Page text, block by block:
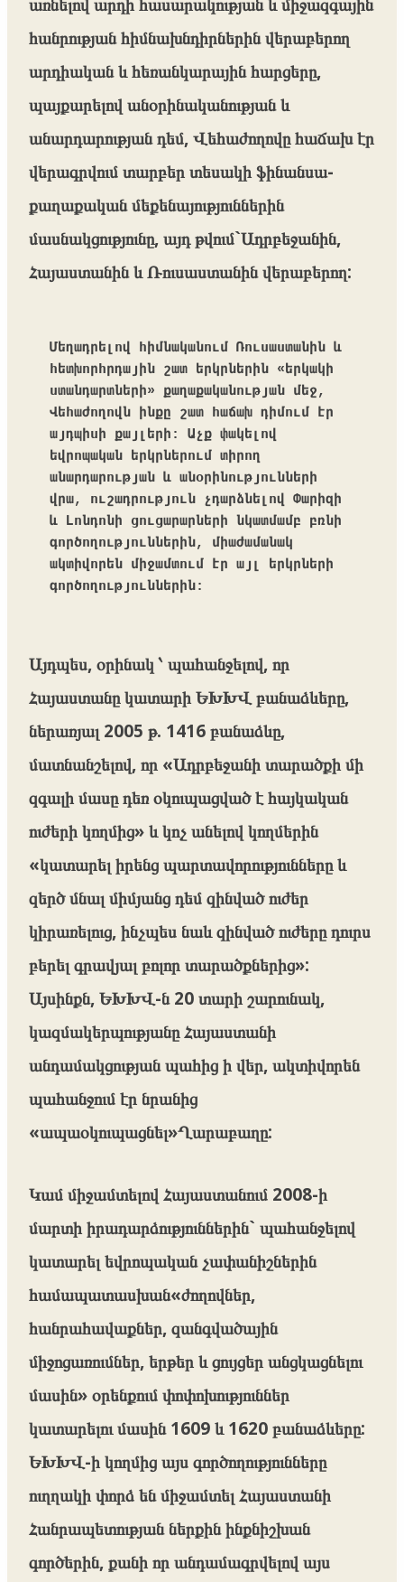
հանրության հիմնախնդիրներին վերաբերող
արդիական և հեռանկարային հարցերը,
պայքարելով անօրինականության և
անարդարության դեմ, Վեհաժողովը հաճախ էր
վերագրվում տարբեր տեսակի ֆինանսա-
քաղաքական մեքենայություններին
մասնակցությունը, այդ թվում`Ադրբեջանին,
Հայաստանին և Ռուսաստանին վերաբերող:
Մեղադրելով հիմնականում Ռուսաստանին և
հետխորհրդային շատ երկրներին «երկակի
ստանդարտների» քաղաքականության մեջ,
Վեհաժողովն ինքը շատ հաճախ դիմում էր
այդպիսի քայլերի: Աչք փակելով
եվրոպական երկրներում տիրող
անարդարության և անօրինությունների
վրա, ուշադրություն չդարձնելով Փարիզի
և Լոնդոնի ցուցարարների նկատմամբ բռնի
գործողություններին, միաժամանակ
ակտիվորեն միջամտում էր այլ երկրների
գործողություններին:
Այդպես, օրինակ ՝ պահանջելով, որ
Հայաստանը կատարի ԵԽԽՎ բանաձևերը,
ներառյալ 2005 թ. 1416 բանաձևը,
մատնանշելով, որ «Ադրբեջանի տարածքի մի
զգալի մասը դեռ օկուպացված է հայկական
ուժերի կողմից» և կոչ անելով կողմերին
«կատարել իրենց պարտավորությունները և
զերծ մնալ միմյանց դեմ զինված ուժեր
կիրառելուց, ինչպես նաև զինված ուժերը դուրս
բերել գրավյալ բոլոր տարածքներից»:
Այսինքն, ԵԽԽՎ-ն 20 տարի շարունակ,
կազմակերպությանը Հայաստանի
անդամակցության պահից ի վեր, ակտիվորեն
պահանջում էր նրանից
«ապաօկուպացնել»Ղարաբաղը:
Կամ միջամտելով Հայաստանում 2008-ի
մարտի իրադարձություններին` պահանջելով
կատարել եվրոպական չափանիշներին
համապատասխան«ժողովներ,
հանրահավաքներ, զանգվածային
միջոցառումներ, երթեր և ցույցեր անցկացնելու
մասին» օրենքում փոփոխություններ
կատարելու մասին 1609 և 1620 բանաձևերը:
ԵԽԽՎ-ի կողմից այս գործողությունները
ուղղակի փորձ են միջամտել Հայաստանի
Հանրապետության ներքին ինքնիշխան
գործերին, քանի որ անդամագրվելով այս